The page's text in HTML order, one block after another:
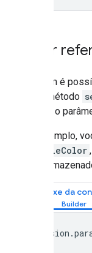
Fazer
Também é
use o método
em que o
Por exemplo,
exampleColor
valor
Sintaxe da